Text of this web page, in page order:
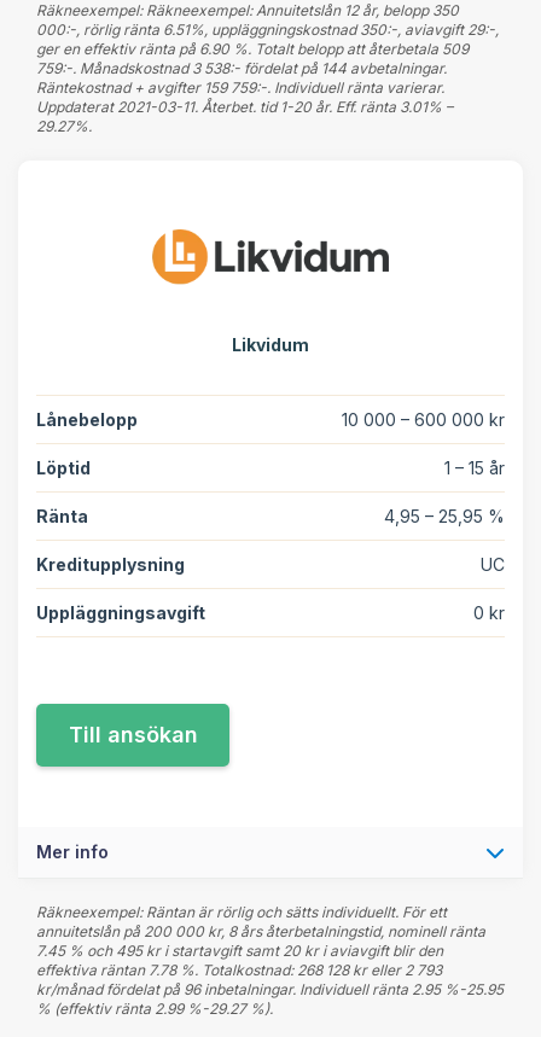
Räkneexempel: Räkneexempel: Annuitetslån 12 år, belopp 350
000:-, rörlig ränta 6.51%, uppläggningskostnad 350:-, aviavgift 29:-,
ger en effektiv ränta på 6.90 %. Totalt belopp att återbetala 509
759:-. Månadskostnad 3 538:- fördelat på 144 avbetalningar.
Räntekostnad + avgifter 159 759:-. Individuell ränta varierar.
Uppdaterat 2021-03-11. Återbet. tid 1-20 år. Eff. ränta 3.01% –
29.27%.
Likvidum
Lånebelopp 10 000 – 600 000 kr
Löptid 1 – 15 år
Ränta 4,95 – 25,95 %
Kreditupplysning UC
Uppläggningsavgift 0 kr
Mer info
Räkneexempel: Räntan är rörlig och sätts individuellt. För ett
annuitetslån på 200 000 kr, 8 års återbetalningstid, nominell ränta
7.45 % och 495 kr i startavgift samt 20 kr i aviavgift blir den
effektiva räntan 7.78 %. Totalkostnad: 268 128 kr eller 2 793
kr/månad fördelat på 96 inbetalningar. Individuell ränta 2.95 %-25.95
% (effektiv ränta 2.99 %-29.27 %).